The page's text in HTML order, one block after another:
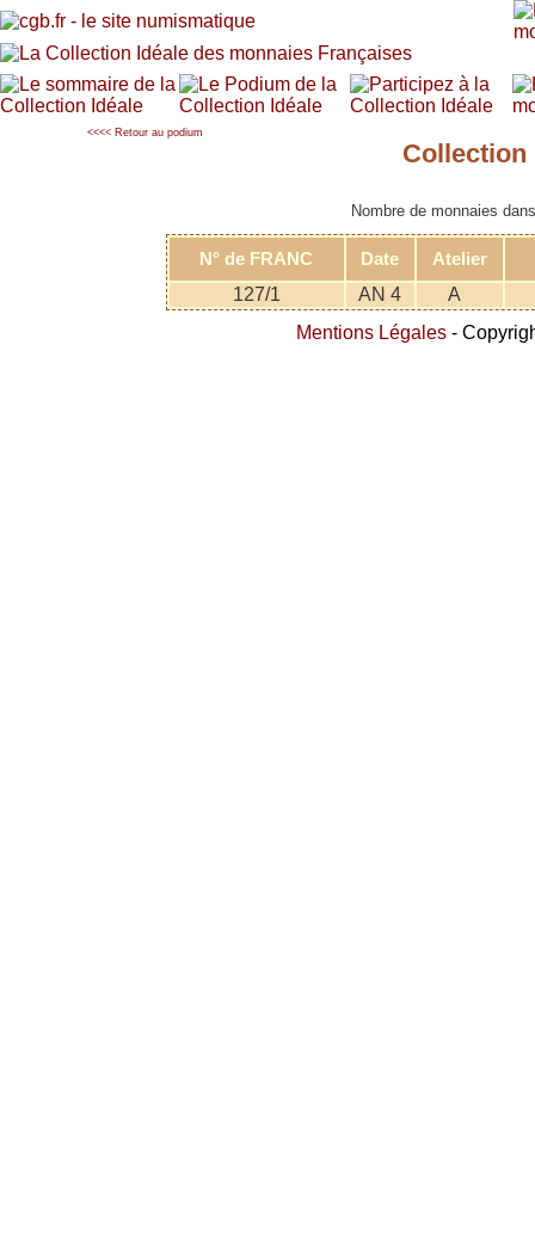
<<<< Retour au podium
Collection
Nombre de monnaies
N° de FRANC Date
Atelier
127/1
AN 4
A
Mentions Légales -